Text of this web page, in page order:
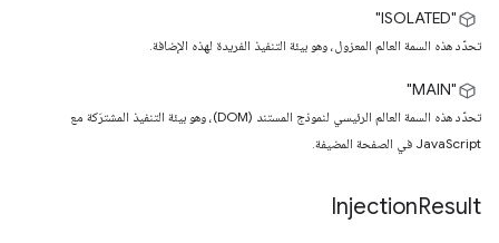
‫"ISOLATED"
تحدّد هذه السمة العالم المعزول، وهو بيئة التنفيذ الفريدة لهذه الإضافة.
"MAIN"
تحدّد هذه السمة العالم الرئيسي لنموذج المستند (DOM)، وهو بيئة التنفيذ المشترَكة مع
JavaScript في الصفحة المضيفة.
InjectionResult